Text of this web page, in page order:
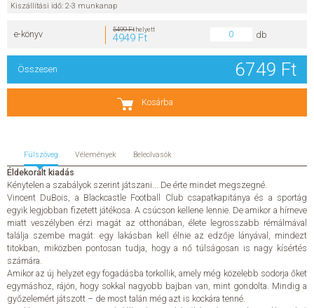
Kosárba
Kiszállítási idő: 2-3 munkanap
e-könyv 5499 Fthelyett
4949 Ft db
Összesen 6749 Ft
Fülszöveg Vélemények Beleolvasók
Éldekorált kiadás
Kénytelen a szabályok szerint játszani... De érte mindet megszegné.
Vincent DuBois, a Blackcastle Football Club csapatkapitánya és a sportág
egyik legjobban fizetett játékosa. A csúcson kellene lennie. De amikor a hírneve
miatt veszélyben érzi magát az otthonában, élete legrosszabb rémálmával
találja szembe magát: egy lakásban kell élnie az edzője lányával, mindezt
titokban, miközben pontosan tudja, hogy a nő túlságosan is nagy kísértés
számára.
Amikor az új helyzet egy fogadásba torkollik, amely még közelebb sodorja őket
egymáshoz, rájön, hogy sokkal nagyobb bajban van, mint gondolta. Mindig a
győzelemért játszott – de most talán még azt is kockára tenné.
GYIK
SAJTÓANYAGOK
KAPCSOLAT
ELŐRENDELHETŐ KIADVÁNYOK
ÚJDONSÁGOK
ELŐRENDELÉSI TOPLISTA
KÍVÁNSÁG TOPLISTA